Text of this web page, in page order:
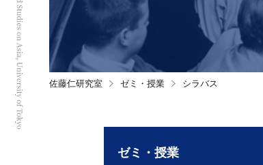
佐藤仁研究室 ゼミ・授業 シラバス
ゼミ・授業